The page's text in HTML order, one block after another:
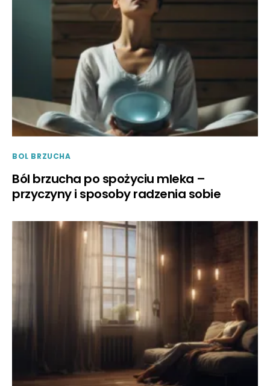
BOL BRZUCHA
Ból brzucha po spożyciu mleka –
przyczyny i sposoby radzenia sobie